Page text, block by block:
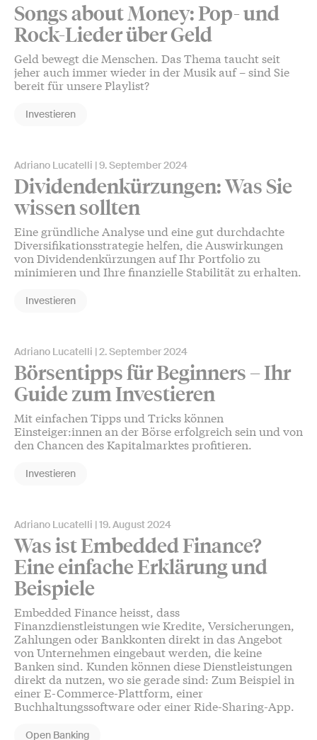
Songs about Money: Pop- und
Rock-Lieder über Geld
Geld bewegt die Menschen. Das Thema taucht seit
jeher auch immer wieder in der Musik auf – sind Sie
bereit für unsere Playlist?
Investieren
Adriano Lucatelli 9. September 2024
Dividendenkürzungen: Was Sie
wissen sollten
Eine gründliche Analyse und eine gut durchdachte
Diversifikationsstrategie helfen, die Auswirkungen
von Dividendenkürzungen auf Ihr Portfolio zu
minimieren und Ihre finanzielle Stabilität zu erhalten.
Investieren
Adriano Lucatelli 2. September 2024
Börsentipps für Beginners – Ihr
Guide zum Investieren
Mit einfachen Tipps und Tricks können
Einsteiger:innen an der Börse erfolgreich sein und von
den Chancen des Kapitalmarktes profitieren.
Investieren
Adriano Lucatelli 19. August 2024
Was ist Embedded Finance?
Eine einfache Erklärung und
Beispiele
Embedded Finance heisst, dass
Finanzdienstleistungen wie Kredite, Versicherungen,
Zahlungen oder Bankkonten direkt in das Angebot
von Unternehmen eingebaut werden, die keine
Banken sind. Kunden können diese Dienstleistungen
direkt da nutzen, wo sie gerade sind: Zum Beispiel in
einer E-Commerce-Plattform, einer
Buchhaltungssoftware oder einer Ride-Sharing-App.
Open Banking